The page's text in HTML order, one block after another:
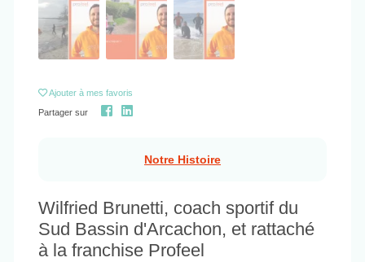
Ajouter à mes favoris
Partager sur
Notre Histoire
Wilfried Brunetti, coach sportif du
Sud Bassin d'Arcachon, et rattaché
à la franchise Profeel